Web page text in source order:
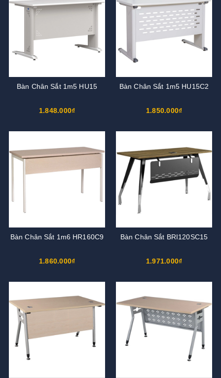
Bàn Chân Sắt 1m5 HU15
1.848.000₫
Bàn Chân Sắt 1m5 HU15C2
1.850.000₫
Bàn Chân Sắt 1m6 HR160C9
1.860.000₫
Bàn Chân Sắt BRI120SC15
1.971.000₫